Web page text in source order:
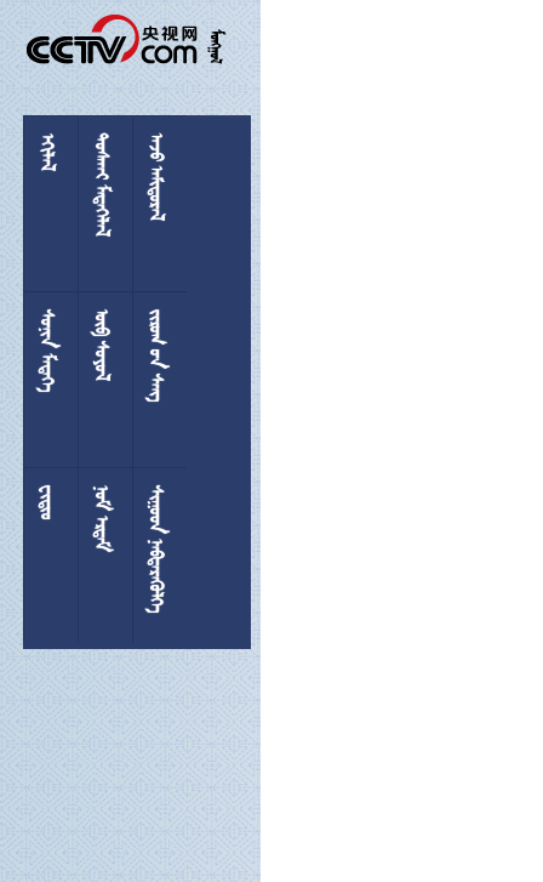

 

 
 
 
 
  
 